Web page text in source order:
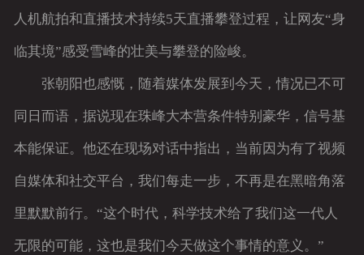
人机航拍和直播技术持续5天直播攀登过程，让网友“身
临其境”感受雪峰的壮美与攀登的险峻。
张朝阳也感慨，随着媒体发展到今天，情况已不可
同日而语，据说现在珠峰大本营条件特别豪华，信号基
本能保证。他还在现场对话中指出，当前因为有了视频
自媒体和社交平台，我们每走一步，不再是在黑暗角落
里默默前行。“这个时代，科学技术给了我们这一代人
无限的可能，这也是我们今天做这个事情的意义。”